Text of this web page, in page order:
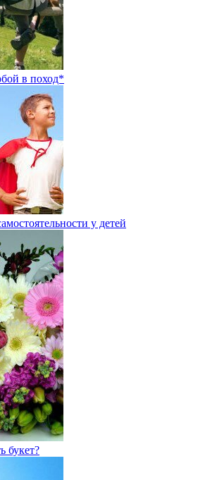
в поход*
у детей
букет?